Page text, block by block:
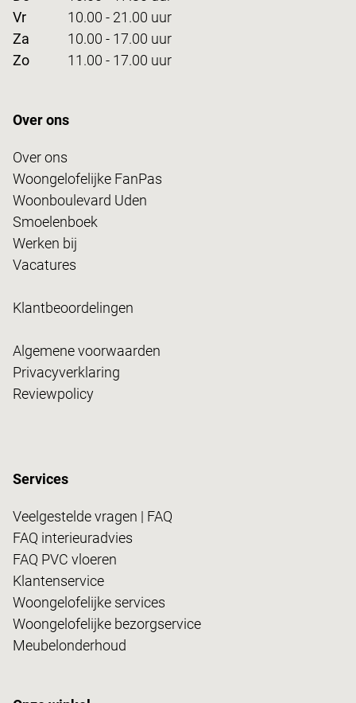
Vr
10.00 - 21.00 uur
Za
10.00 - 17.00 uur
Zo
11.00 - 17.00 uur
Over ons
Over ons
Woongelofelijke FanPas
Woonboulevard Uden
Smoelenboek
Werken bij
Vacatures
Klantbeoordelingen
Algemene voorwaarden
Privacyverklaring
Reviewpolicy
Services
Veelgestelde vragen | FAQ
FAQ interieuradvies
FAQ PVC vloeren
Klantenservice
Woongelofelijke services
Woongelofelijke bezorgservice
Meubelonderhoud